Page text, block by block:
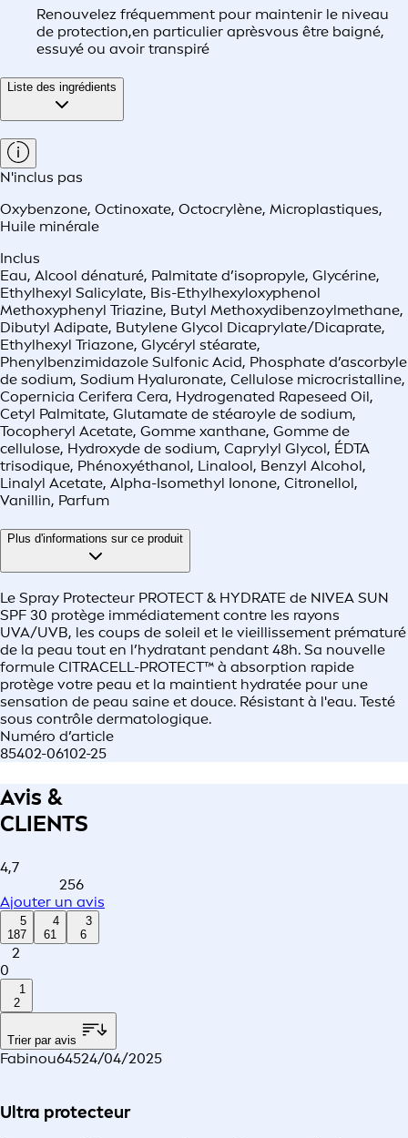
Renouvelez fréquemment pour maintenir le niveau
de protection,en particulier aprèsvous être baigné,
essuyé ou avoir transpiré
Liste des ingrédients
N'inclus pas
Oxybenzone, Octinoxate, Octocrylène, Microplastiques,
Huile minérale
Inclus
Eau, Alcool dénaturé, Palmitate d’isopropyle, Glycérine,
Ethylhexyl Salicylate, Bis-Ethylhexyloxyphenol
Methoxyphenyl Triazine, Butyl Methoxydibenzoylmethane,
Dibutyl Adipate, Butylene Glycol Dicaprylate/Dicaprate,
Ethylhexyl Triazone, Glycéryl stéarate,
Phenylbenzimidazole Sulfonic Acid, Phosphate d’ascorbyle
de sodium, Sodium Hyaluronate, Cellulose microcristalline,
Copernicia Cerifera Cera, Hydrogenated Rapeseed Oil,
Cetyl Palmitate, Glutamate de stéaroyle de sodium,
Tocopheryl Acetate, Gomme xanthane, Gomme de
cellulose, Hydroxyde de sodium, Caprylyl Glycol, ÉDTA
trisodique, Phénoxyéthanol, Linalool, Benzyl Alcohol,
Linalyl Acetate, Alpha-Isomethyl Ionone, Citronellol,
Vanillin, Parfum
Plus d'informations sur ce produit
Le Spray Protecteur PROTECT & HYDRATE de NIVEA SUN
SPF 30 protège immédiatement contre les rayons
UVA/UVB, les coups de soleil et le vieillissement prématuré
de la peau tout en l’hydratant pendant 48h. Sa nouvelle
formule CITRACELL-PROTECT™ à absorption rapide
protège votre peau et la maintient hydratée pour une
sensation de peau saine et douce. Résistant à l'eau. Testé
sous contrôle dermatologique.
Numéro d’article
85402-06102-25
Avis &
CLIENTS
4,7
256
Ajouter un avis
5
187
4
61
3
6
2
0
1
2
Trier par avis
Fabinou64524/04/2025
Ultra protecteur